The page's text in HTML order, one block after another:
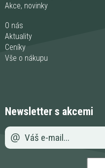
Akce, novinky
O nás
Aktuality
Ceníky
Vše o nákupu
Newsletter s akcemi